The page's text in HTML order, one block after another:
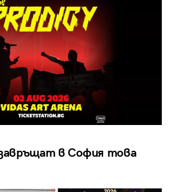
завръщат в София това